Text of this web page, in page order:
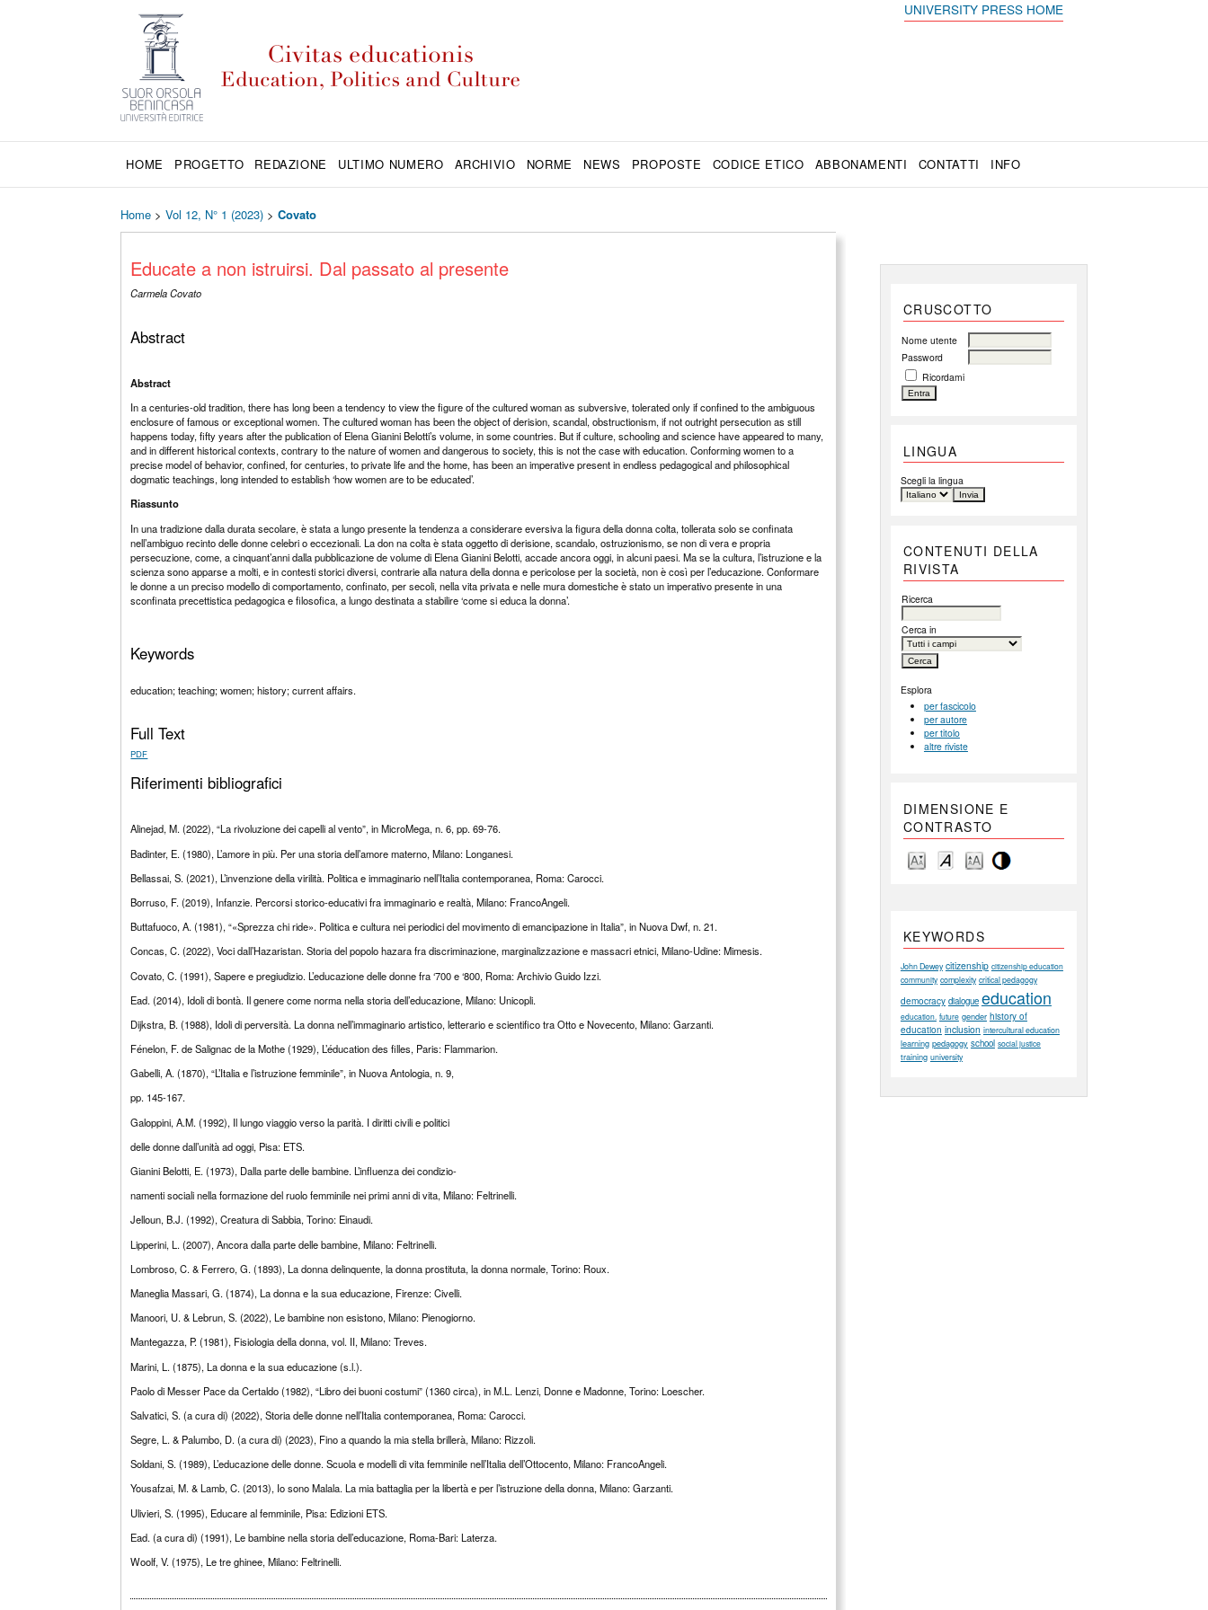
UNIVERSITY PRESS HOME
HOME PROGETTO REDAZIONE ULTIMO NUMERO ARCHIVIO NORME NEWS PROPOSTE CODICE ETICO ABBONAMENTI CONTATTI INFO
CRUSCOTTO
Nome utente
Password
Ricordami
LINGUA
Scegli la lingua
CONTENUTI DELLA
RIVISTA
Ricerca
Cerca in
Esplora
per fascicolo
per autore
per titolo
altre riviste
DIMENSIONE E
CONTRASTO
KEYWORDS
John Dewey citizenship citizenship education
community complexity critical pedagogy
democracy dialogue education
education. future gender history of
education inclusion intercultural education
learning pedagogy school social justice
training university
Home >Vol 12, N° 1 (2023) >Covato
Educate a non istruirsi. Dal passato al presente
Carmela Covato
Abstract
Abstract
In a centuries-old tradition, there has long been a tendency to view the figure of the cultured woman as subversive, tolerated only if confined to the ambiguous
enclosure of famous or exceptional women. The cultured woman has been the object of derision, scandal, obstructionism, if not outright persecution as still
happens today, fifty years after the publication of Elena Gianini Belotti’s volume, in some countries. But if culture, schooling and science have appeared to many,
and in different historical contexts, contrary to the nature of women and dangerous to society, this is not the case with education. Conforming women to a
precise model of behavior, confined, for centuries, to private life and the home, has been an imperative present in endless pedagogical and philosophical
dogmatic teachings, long intended to establish ‘how women are to be educated’.
Riassunto
In una tradizione dalla durata secolare, è stata a lungo presente la tendenza a considerare eversiva la figura della donna colta, tollerata solo se confinata
nell’ambiguo recinto delle donne celebri o eccezionali. La don na colta è stata oggetto di derisione, scandalo, ostruzionismo, se non di vera e propria
persecuzione, come, a cinquant’anni dalla pubblicazione de volume di Elena Gianini Belotti, accade ancora oggi, in alcuni paesi. Ma se la cultura, l’istruzione e la
scienza sono apparse a molti, e in contesti storici diversi, contrarie alla natura della donna e pericolose per la società, non è così per l’educazione. Conformare
le donne a un preciso modello di comportamento, confinato, per secoli, nella vita privata e nelle mura domestiche è stato un imperativo presente in una
sconfinata precettistica pedagogica e filosofica, a lungo destinata a stabilire ‘come si educa la donna’.
Keywords
education; teaching; women; history; current affairs.
Full Text
PDF
Riferimenti bibliografici
Alinejad, M. (2022), “La rivoluzione dei capelli al vento”, in MicroMega, n. 6, pp. 69-76.
Badinter, E. (1980), L’amore in più. Per una storia dell’amore materno, Milano: Longanesi.
Bellassai, S. (2021), L’invenzione della virilità. Politica e immaginario nell’Italia contemporanea, Roma: Carocci.
Borruso, F. (2019), Infanzie. Percorsi storico-educativi fra immaginario e realtà, Milano: FrancoAngeli.
Buttafuoco, A. (1981), “«Sprezza chi ride». Politica e cultura nei periodici del movimento di emancipazione in Italia”, in Nuova Dwf, n. 21.
Concas, C. (2022), Voci dall’Hazaristan. Storia del popolo hazara fra discriminazione, marginalizzazione e massacri etnici, Milano-Udine: Mimesis.
Covato, C. (1991), Sapere e pregiudizio. L’educazione delle donne fra ‘700 e ‘800, Roma: Archivio Guido Izzi.
Ead. (2014), Idoli di bontà. Il genere come norma nella storia dell’educazione, Milano: Unicopli.
Dijkstra, B. (1988), Idoli di perversità. La donna nell’immaginario artistico, letterario e scientifico tra Otto e Novecento, Milano: Garzanti.
Fénelon, F. de Salignac de la Mothe (1929), L’éducation des filles, Paris: Flammarion.
Gabelli, A. (1870), “L’Italia e l’istruzione femminile”, in Nuova Antologia, n. 9,
pp. 145-167.
Galoppini, A.M. (1992), Il lungo viaggio verso la parità. I diritti civili e politici
delle donne dall’unità ad oggi, Pisa: ETS.
Gianini Belotti, E. (1973), Dalla parte delle bambine. L’influenza dei condizio-
namenti sociali nella formazione del ruolo femminile nei primi anni di vita, Milano: Feltrinelli.
Jelloun, B.J. (1992), Creatura di Sabbia, Torino: Einaudi.
Lipperini, L. (2007), Ancora dalla parte delle bambine, Milano: Feltrinelli.
Lombroso, C. & Ferrero, G. (1893), La donna delinquente, la donna prostituta, la donna normale, Torino: Roux.
Maneglia Massari, G. (1874), La donna e la sua educazione, Firenze: Civelli.
Manoori, U. & Lebrun, S. (2022), Le bambine non esistono, Milano: Pienogiorno.
Mantegazza, P. (1981), Fisiologia della donna, vol. II, Milano: Treves.
Marini, L. (1875), La donna e la sua educazione (s.l.).
Paolo di Messer Pace da Certaldo (1982), “Libro dei buoni costumi” (1360 circa), in M.L. Lenzi, Donne e Madonne, Torino: Loescher.
Salvatici, S. (a cura di) (2022), Storia delle donne nell’Italia contemporanea, Roma: Carocci.
Segre, L. & Palumbo, D. (a cura di) (2023), Fino a quando la mia stella brillerà, Milano: Rizzoli.
Soldani, S. (1989), L’educazione delle donne. Scuola e modelli di vita femminile nell’Italia dell’Ottocento, Milano: FrancoAngeli.
Yousafzai, M. & Lamb, C. (2013), Io sono Malala. La mia battaglia per la libertà e per l’istruzione della donna, Milano: Garzanti.
Ulivieri, S. (1995), Educare al femminile, Pisa: Edizioni ETS.
Ead. (a cura di) (1991), Le bambine nella storia dell’educazione, Roma-Bari: Laterza.
Woolf, V. (1975), Le tre ghinee, Milano: Feltrinelli.